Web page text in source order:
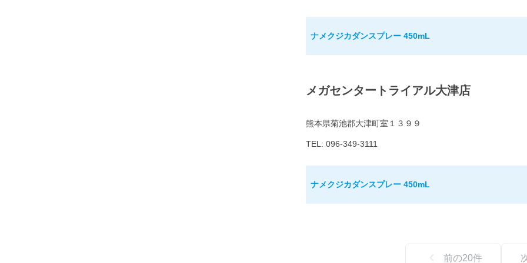
ナメクジカダンスプレー 450mL
メガセンタートライアル大津店
熊本県菊池郡大津町室１３９９
TEL: 096-349-3111
ナメクジカダンスプレー 450mL
前の20件